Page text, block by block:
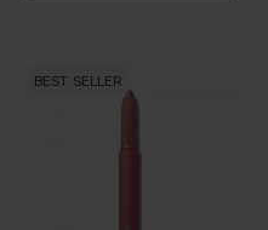
BEST SELLER